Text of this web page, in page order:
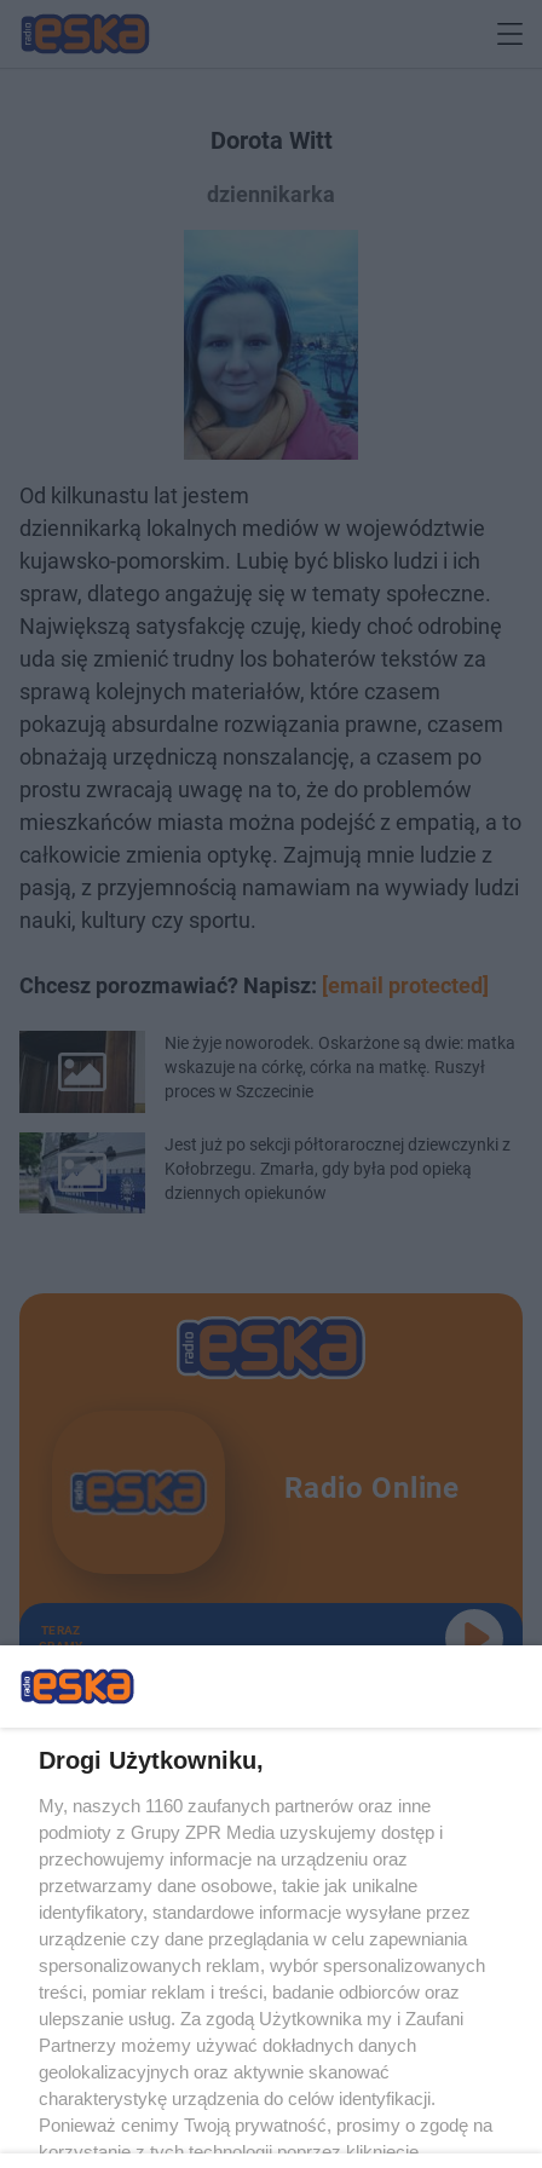
Dorota Witt
dziennikarka
Od kilkunastu lat jestem
dziennikarką lokalnych mediów w województwie
kujawsko-pomorskim. Lubię być blisko ludzi i ich
spraw, dlatego angażuję się w tematy społeczne.
Największą satysfakcję czuję, kiedy choć odrobinę
uda się zmienić trudny los bohaterów tekstów za
sprawą kolejnych materiałów, które czasem
pokazują absurdalne rozwiązania prawne, czasem
obnażają urzędniczą nonszalancję, a czasem po
prostu zwracają uwagę na to, że do problemów
mieszkańców miasta można podejść z empatią, a to
całkowicie zmienia optykę. Zajmują mnie ludzie z
pasją, z przyjemnością namawiam na wywiady ludzi
nauki, kultury czy sportu.
Chcesz porozmawiać? Napisz: [email protected]
Nie żyje noworodek. Oskarżone są dwie: matka
wskazuje na córkę, córka na matkę. Ruszył
proces w Szczecinie
Jest już po sekcji półtorarocznej dziewczynki z
Kołobrzegu. Zmarła, gdy była pod opieką
dziennych opiekunów
Radio Online
TERAZ
GRAMY
Żaden utwór zamieszczony w serwisie nie może być powielany i
rozpowszechniany lub dalej rozpowszechniany w jakikolwiek sposób (w
tym także elektroniczny lub mechaniczny) na jakimkolwiek polu
eksploatacji w jakiejkolwiek formie, włącznie z umieszczaniem w Internecie
bez pisemnej zgody właściciela praw. Jakiekolwiek użycie lub
wykorzystanie utworów w całości lub w części z naruszeniem prawa, tzn.
bez właściwej zgody, jest zabronione pod groźbą kary i może być ścigane
prawnie.
O nas
Drogi Użytkowniku,
My, naszych 1160 zaufanych partnerów oraz inne
podmioty z Grupy ZPR Media uzyskujemy dostęp i
przechowujemy informacje na urządzeniu oraz
przetwarzamy dane osobowe, takie jak unikalne
identyfikatory, standardowe informacje wysyłane przez
urządzenie czy dane przeglądania w celu zapewniania
spersonalizowanych reklam, wybór spersonalizowanych
treści, pomiar reklam i treści, badanie odbiorców oraz
ulepszanie usług. Za zgodą Użytkownika my i Zaufani
Partnerzy możemy używać dokładnych danych
geolokalizacyjnych oraz aktywnie skanować
charakterystykę urządzenia do celów identyfikacji.
Ponieważ cenimy Twoją prywatność, prosimy o zgodę na
korzystanie z tych technologii poprzez kliknięcie